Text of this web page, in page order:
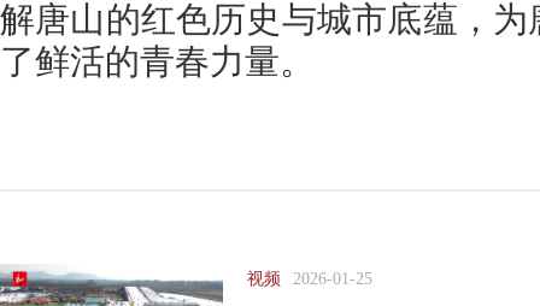
解唐山的红色历史与城市底蕴，
了鲜活的青春力量。
视频 2026-01-25